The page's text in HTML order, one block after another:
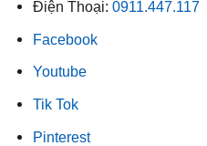
Điện Thoại:0911.447.117
Facebook
Youtube
Tik Tok
Pinterest